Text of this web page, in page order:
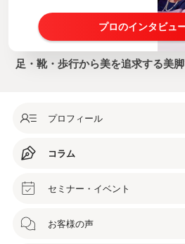
プロのインタビュ
足・靴・歩行から美を追求する美
プロフィール
コラム
セミナー・イベント
お客様の声